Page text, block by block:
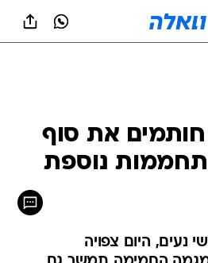
את סוף
נוספת
נעים, היום צפויה